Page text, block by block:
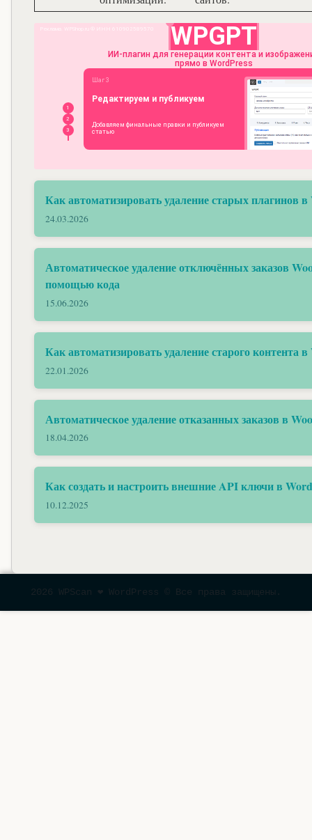
Как автоматизировать удаление старых плагинов в
24.03.2026
Автоматическое удаление отключённых заказов
помощью кода
15.06.2026
Как автоматизировать удаление старого контента
22.01.2026
Автоматическое удаление отказанных заказов в
18.04.2026
Как создать и настроить внешние API ключи в
10.12.2025
2026 WPScan ❤ WordPress © Все права защищены.